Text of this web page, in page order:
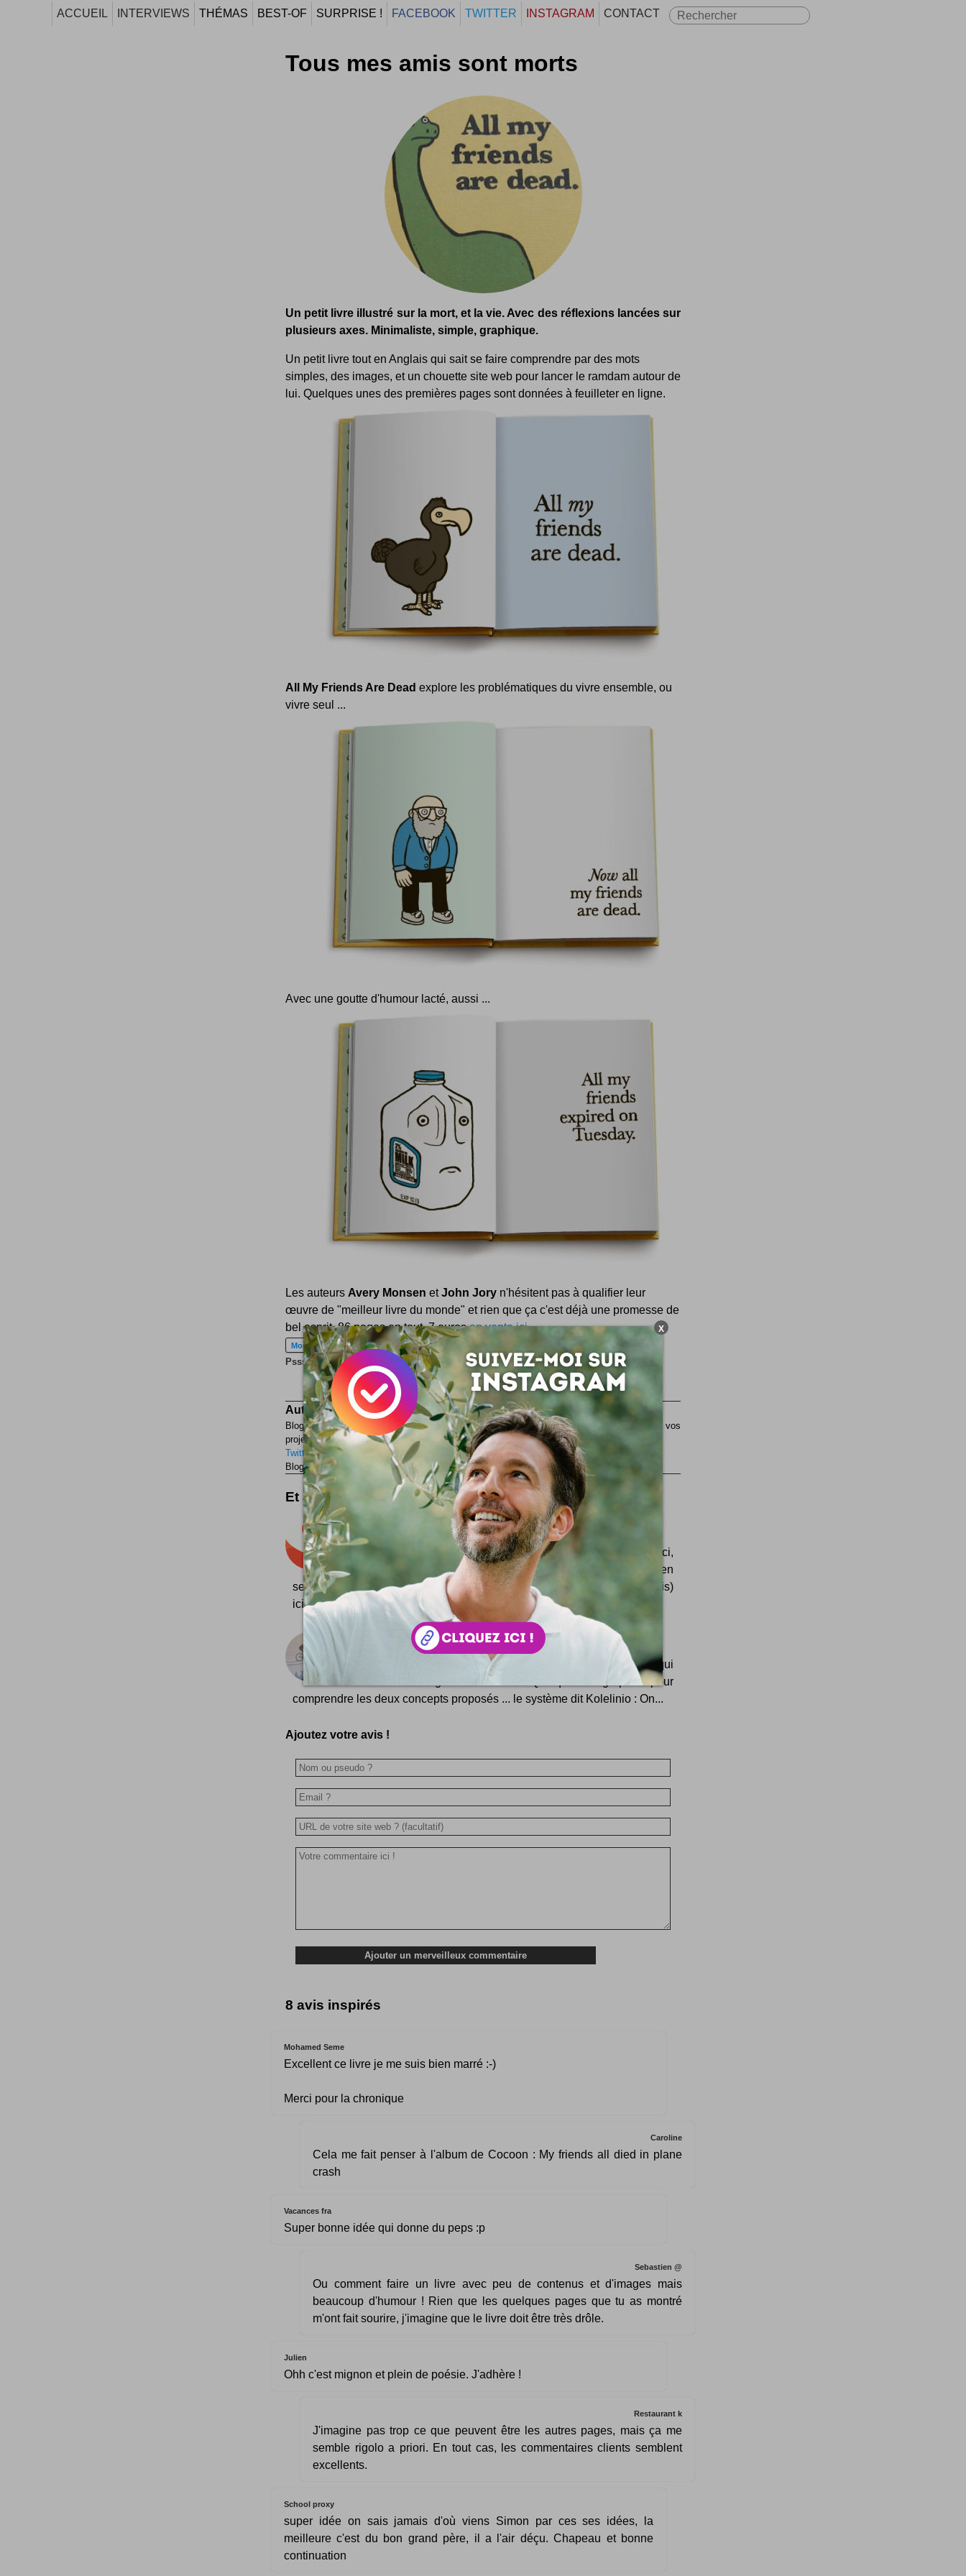
ACCUEIL INTERVIEWS THÉMAS BEST-OF SURPRISE ! FACEBOOK TWITTER INSTAGRAM CONTACT
Tous mes amis sont morts
Un petit livre illustré sur la mort, et la vie. Avec des réflexions lancées sur
plusieurs axes. Minimaliste, simple, graphique.
Un petit livre tout en Anglais qui sait se faire comprendre par des mots
simples, des images, et un chouette site web pour lancer le ramdam autour de
lui. Quelques unes des premières pages sont données à feuilleter en ligne.
All My Friends Are Dead explore les problématiques du vivre ensemble, ou
vivre seul ...
Avec une goutte d'humour lacté, aussi ...
Les auteurs Avery Monsen etJohn Jory n'hésitent pas à qualifier leur
œuvre de "meilleur livre du monde" et rien que ça c'est déjà une promesse de
bel esprit. 86 pages en tout, 7 eurosen vente ici
Mort Livre Concept
Pssst : soyez social :
Save
Auteur :Simon Tripnaux
Blogueur lifestyle - Content manager & expert SEO. Mon job, rendre visible et lisible vos
projets par les mots. Adepte de l'écriture depuis 1978.
Twitter Facebook
LinkedIn
Blogueur ? Auteur ?
Rejoignez la rédaction !
Et aussi ...
Smashing Book
Le fameux Smashing Magazine, blog US très suivi de ce coté-ci,
annonce la sortie d'un livre ... en papier, oui : un livre ! Sortie en
septembre 2009, 313 pages et 11 chapitres ... Toutes les infos (en Anglais)
ici : The Upcoming...
Vélos volants by Kolelinia Lab
Kolelinia Lab c'est de la recherche autour d'un projet de vélos qui
circulent sur des lignes aériennes ... Quelques infographies pour
comprendre les deux concepts proposés ... le système dit Kolelinio : On...
Ajoutez votre avis !
8 avis inspirés
Mohamed Seme
Excellent ce livre je me suis bien marré :-)
Merci pour la chronique
Caroline
Cela me fait penser à l'album de Cocoon : My friends all died in plane
crash
Vacances fra
Super bonne idée qui donne du peps :p
Sebastien @
Ou comment faire un livre avec peu de contenus et d'images mais
beaucoup d'humour ! Rien que les quelques pages que tu as montré
m'ont fait sourire, j'imagine que le livre doit être très drôle.
Julien
Ohh c'est mignon et plein de poésie. J'adhère !
Restaurant k
J'imagine pas trop ce que peuvent être les autres pages, mais ça me
semble rigolo a priori. En tout cas, les commentaires clients semblent
excellents.
School proxy
super idée on sais jamais d'où viens Simon par ces ses idées, la
meilleure c'est du bon grand père, il a l'air déçu. Chapeau et bonne
continuation
X